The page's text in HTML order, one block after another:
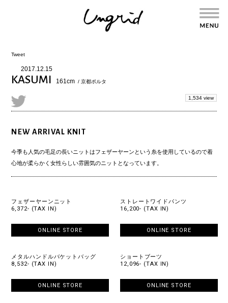
Tweet
2017.12.15
KASUMI 161cm / 京都ポルタ
1,534 view
NEW ARRIVAL KNIT
今季も人気の毛足の長いニットはフェザーヤーンという糸を使用しているので着
心地が柔らかく女性らしい雰囲気のニットとなっています。
フェザーヤーンニット
6,372- (TAX IN)
ONLINE STORE
ストレートワイドパンツ
16,200- (TAX IN)
ONLINE STORE
メタルハンドルバケットバッグ
8,532- (TAX IN)
ONLINE STORE
ショートブーツ
12,096- (TAX IN)
ONLINE STORE